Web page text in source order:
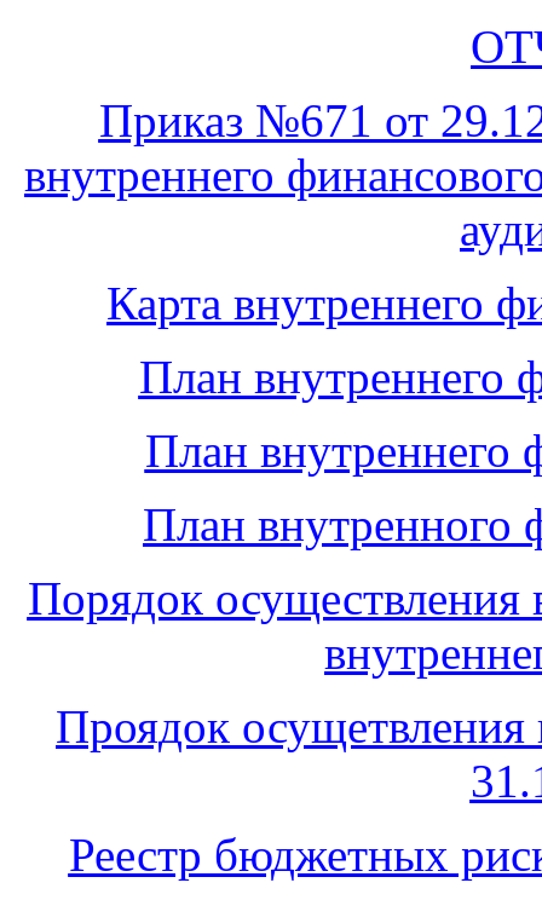
Приказ №671 от
внутреннего
Карта внутреннего
План внутреннего
План внутреннего
План внутренного
Порядок осуществления
Проядок осущетвления
Реестр бюджетных